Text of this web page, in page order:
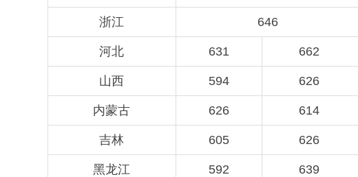
浙江 646
河北 631 662
山西 594 626
内蒙古 626 614
吉林 605 626
黑龙江 592 639